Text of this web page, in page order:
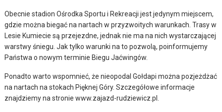
Obecnie stadion Ośrodka Sportu i Rekreacji jest jedynym miejscem,
gdzie można biegać na nartach w przyzwoitych warunkach. Trasy w
Lesie Kumiecie są przejezdne, jednak nie ma na nich wystarczającej
warstwy śniegu. Jak tylko warunki na to pozwolą, poinformujemy
Państwa o nowym terminie Biegu Jaćwingów.
Ponadto warto wspomnieć, że nieopodal Gołdapi można pozjeżdżać
na nartach na stokach Pięknej Góry. Szczegółowe informacje
znajdziemy na stronie www.zajazd-rudziewicz.pl.